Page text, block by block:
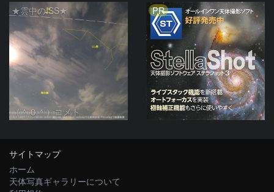
★雲中のISS★
（＾０＾）コメト
PR
サイトマップ
ホーム
天体写真ギャラリーについて